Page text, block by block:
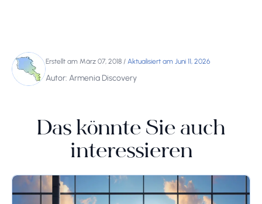
Erstellt am März 07, 2018 / Aktualisiert am Juni 11, 2026
Autor: Armenia Discovery
Das könnte Sie auch
interessieren